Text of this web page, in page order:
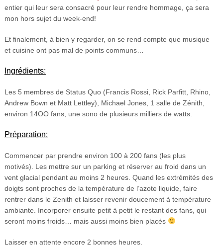
entier qui leur sera consacré pour leur rendre hommage, ça sera
mon hors sujet du week-end!
Et finalement, à bien y regarder, on se rend compte que musique
et cuisine ont pas mal de points communs…
Ingrédients:
Les 5 membres de Status Quo (Francis Rossi, Rick Parfitt, Rhino,
Andrew Bown et Matt Lettley), Michael Jones, 1 salle de Zénith,
environ 14OO fans, une sono de plusieurs milliers de watts.
Préparation:
Commencer par prendre environ 100 à 200 fans (les plus
motivés). Les mettre sur un parking et réserver au froid dans un
vent glacial pendant au moins 2 heures. Quand les extrémités des
doigts sont proches de la température de l’azote liquide, faire
rentrer dans le Zenith et laisser revenir doucement à température
ambiante. Incorporer ensuite petit à petit le restant des fans, qui
seront moins froids… mais aussi moins bien placés
Laisser en attente encore 2 bonnes heures.